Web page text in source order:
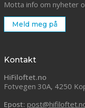
Motta info om nyheter
Meld meg på
Kontakt
HiFiloftet.no
Fotvegen 30A, 4250
Epost: